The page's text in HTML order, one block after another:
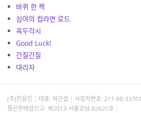
바퀴 한 짝
심야의 컵라면 로드
꼭두각시
Good Luck!
간질간질
대리자
(주)민음인 대표: 박근섭 사업자번호: 211-88-33701
통신판매업신고: 제2013-서울강남-02625호